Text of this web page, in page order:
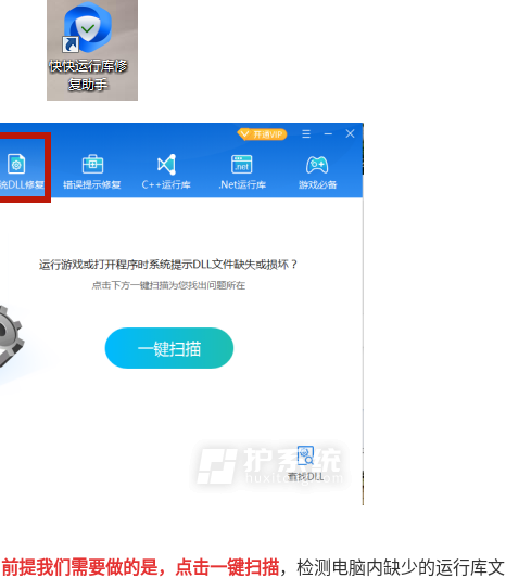
前提我们需要做的是，点击一键扫描，检测电脑内缺少的运行库文